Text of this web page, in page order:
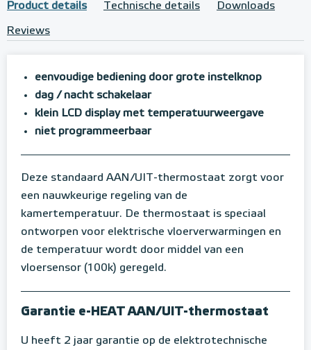
Product details Technische details Downloads
Reviews
eenvoudige bediening door grote instelknop
dag / nacht schakelaar
klein LCD display met temperatuurweergave
niet programmeerbaar
Deze standaard AAN/UIT-thermostaat zorgt voor
een nauwkeurige regeling van de
kamertemperatuur. De thermostaat is speciaal
ontworpen voor elektrische vloerverwarmingen en
de temperatuur wordt door middel van een
vloersensor (100k) geregeld.
Garantie e-HEAT AAN/UIT-thermostaat
U heeft 2 jaar garantie op de elektrotechnische